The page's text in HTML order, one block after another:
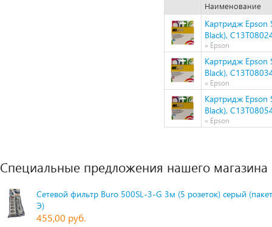
Наименование
Картридж
Black),
» Epson
Картридж
Black),
» Epson
Картридж
Black),
» Epson
Специальные предложения нашего магазина
Сетевой фильтр Buro 500SL-3-G 3м (5 розеток) серый
Э)
455,00 руб.